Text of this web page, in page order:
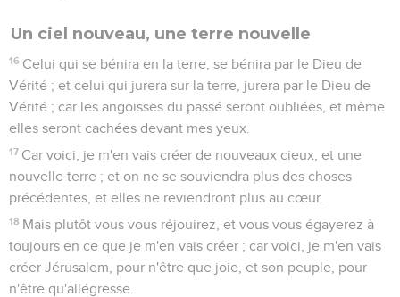
Un ciel nouveau, une terre nouvelle
16 Celui qui se bénira en la terre, se bénira par le Dieu de
Vérité ; et celui qui jurera sur la terre, jurera par le Dieu de
Vérité ; car les angoisses du passé seront oubliées, et même
elles seront cachées devant mes yeux.
17 Car voici, je m'en vais créer de nouveaux cieux, et une
nouvelle terre ; et on ne se souviendra plus des choses
précédentes, et elles ne reviendront plus au cœur.
18 Mais plutôt vous vous réjouirez, et vous vous égayerez à
toujours en ce que je m'en vais créer ; car voici, je m'en vais
créer Jérusalem, pour n'être que joie, et son peuple, pour
n'être qu'allégresse.